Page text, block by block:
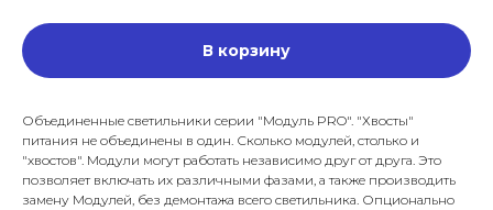
В корзину
Объединенные светильники серии "Модуль PRO". "Хвосты"
питания не объединены в один. Сколько модулей, столько и
"хвостов". Модули могут работать независимо друг от друга. Это
позволяет включать их различными фазами, а также производить
замену Модулей, без демонтажа всего светильника. Опционально